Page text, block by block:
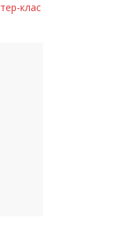
клас